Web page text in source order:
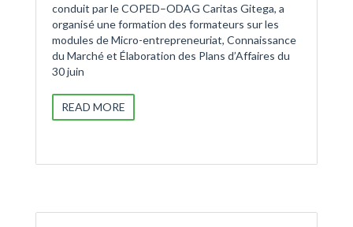
conduit par le COPED–ODAG Caritas Gitega, a
organisé une formation des formateurs sur les
modules de Micro-entrepreneuriat, Connaissance
du Marché et Élaboration des Plans d’Affaires du
30 juin
READ MORE